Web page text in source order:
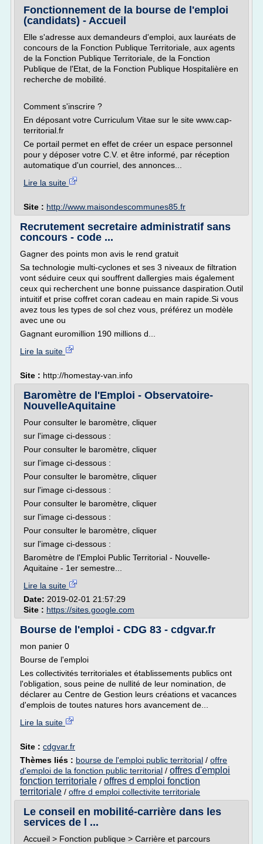
Fonctionnement de la bourse de l'emploi
(candidats) - Accueil
Elle s'adresse aux demandeurs d'emploi, aux lauréats de
concours de la Fonction Publique Territoriale, aux agents
de la Fonction Publique Territoriale, de la Fonction
Publique de l'Etat, de la Fonction Publique Hospitalière en
recherche de mobilité.
Comment s'inscrire ?
En déposant votre Curriculum Vitae sur le site www.cap-
territorial.fr
Ce portail permet en effet de créer un espace personnel
pour y déposer votre C.V. et être informé, par réception
automatique d'un courriel, des annonces...
Lire la suite
Site : http://www.maisondescommunes85.fr
Recrutement secretaire administratif sans
concours - code ...
Gagner des points mon avis le rend gratuit
Sa technologie multi-cyclones et ses 3 niveaux de filtration
vont séduire ceux qui souffrent dallergies mais également
ceux qui recherchent une bonne puissance daspiration.Outil
intuitif et prise coffret coran cadeau en main rapide.Si vous
avez tous les types de sol chez vous, préférez un modèle
avec une ou
Gagnant euromillion 190 millions d...
Lire la suite
Site : http://homestay-van.info
Baromètre de l'Emploi - Observatoire-
NouvelleAquitaine
Pour consulter le baromètre, cliquer
sur l'image ci-dessous :
Pour consulter le baromètre, cliquer
sur l'image ci-dessous :
Pour consulter le baromètre, cliquer
sur l'image ci-dessous :
Pour consulter le baromètre, cliquer
sur l'image ci-dessous :
Pour consulter le baromètre, cliquer
sur l'image ci-dessous :
Baromètre de l'Emploi Public Territorial - Nouvelle-
Aquitaine - 1er semestre...
Lire la suite
Date: 2019-02-01 21:57:29
Site : https://sites.google.com
Bourse de l'emploi - CDG 83 - cdgvar.fr
mon panier 0
Bourse de l'emploi
Les collectivités territoriales et établissements publics ont
l'obligation, sous peine de nullité de leur nomination, de
déclarer au Centre de Gestion leurs créations et vacances
d'emplois de toutes natures hors avancement de...
Lire la suite
Site : cdgvar.fr
Thèmes liés : bourse de l'emploi public territorial / offre
d'emploi de la fonction public territorial / offres d'emploi
fonction territoriale / offres d emploi fonction
territoriale / offre d emploi collectivite territoriale
Le conseil en mobilité-carrière dans les
services de l ...
Accueil > Fonction publique > Carrière et parcours